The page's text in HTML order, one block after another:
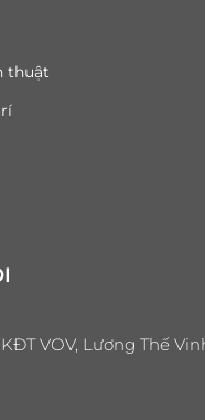
thuật
KĐT VOV, Lương Thế